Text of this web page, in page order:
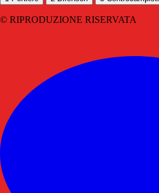
© RIPRODUZIONE RISERVATA